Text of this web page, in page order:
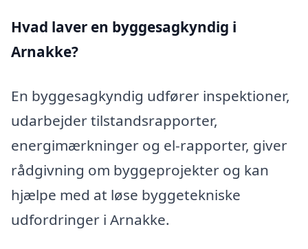
Hvad laver en byggesagkyndig i
Arnakke?
En byggesagkyndig udfører inspektioner,
udarbejder tilstandsrapporter,
energimærkninger og el-rapporter, giver
rådgivning om byggeprojekter og kan
hjælpe med at løse byggetekniske
udfordringer i Arnakke.